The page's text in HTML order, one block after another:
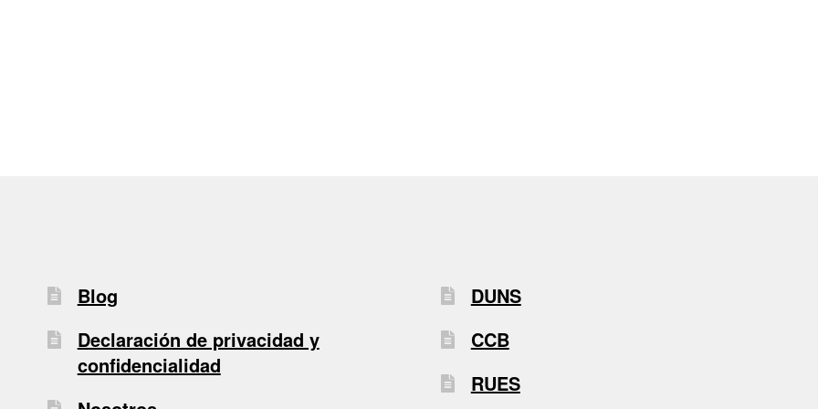
Blog
Declaración de privacidad y
confidencialidad
DUNS
CCB
RUES